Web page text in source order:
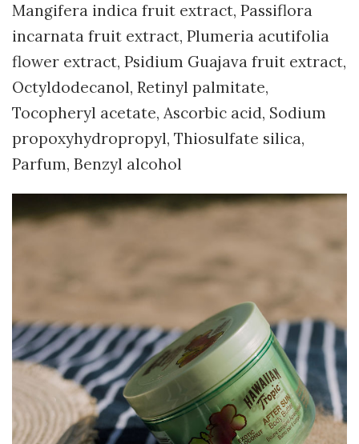
Mangifera indica fruit extract, Passiflora
incarnata fruit extract, Plumeria acutifolia
flower extract, Psidium Guajava fruit extract,
Octyldodecanol, Retinyl palmitate,
Tocopheryl acetate, Ascorbic acid, Sodium
propoxyhydropropyl, Thiosulfate silica,
Parfum, Benzyl alcohol